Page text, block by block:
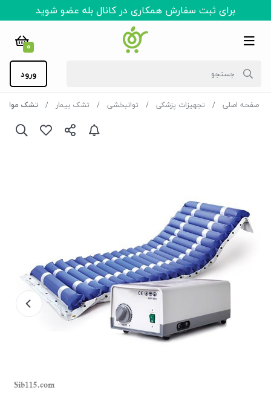
برای ثبت سفارش همکاری در کانال بله عضو شوید
0
ورود
صفحه اصلی تجهیزات پزشکی توانبخشی تشک بیمار تشک مواج